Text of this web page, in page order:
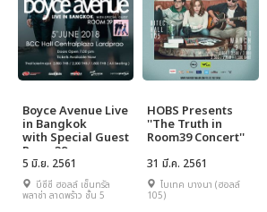
Boyce Avenue Live
in Bangkok
with Special Guest
Room39
5 มิ.ย. 2561
บีซีซี ฮอลล์ เซ็นทรัล
พลาซ่า ลาดพร้าว ชั้น 5
HOBS Presents
''The Truth in
Room39 Concert''
31 มี.ค. 2561
ไบเทค บางนา (ฮอลล์
105)